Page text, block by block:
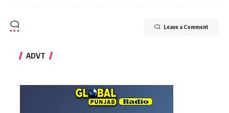
Leave a Comment
ADVT